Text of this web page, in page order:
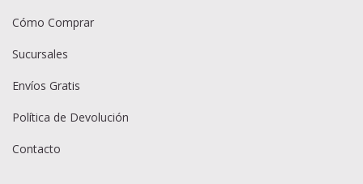
Cómo Comprar
Sucursales
Envíos Gratis
Política de Devolución
Contacto